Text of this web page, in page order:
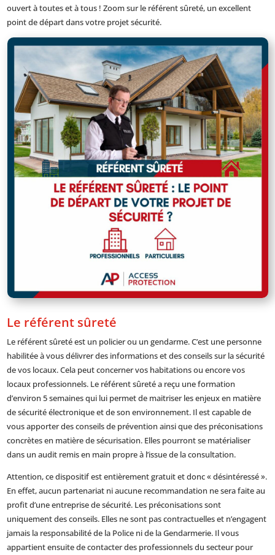
ouvert à toutes et à tous ! Zoom sur le référent sûreté, un excellent
point de départ dans votre projet sécurité.
Le référent sûreté
Le référent sûreté est un policier ou un gendarme. C’est une personne
habilitée à vous délivrer des informations et des conseils sur la sécurité
de vos locaux. Cela peut concerner vos habitations ou encore vos
locaux professionnels. Le référent sûreté a reçu une formation
d’environ 5 semaines qui lui permet de maitriser les enjeux en matière
de sécurité électronique et de son environnement. Il est capable de
vous apporter des conseils de prévention ainsi que des préconisations
concrètes en matière de sécurisation. Elles pourront se matérialiser
dans un audit remis en main propre à l’issue de la consultation.
Attention, ce dispositif est entièrement gratuit et donc « désintéressé ».
En effet, aucun partenariat ni aucune recommandation ne sera faite au
profit d’une entreprise de sécurité. Les préconisations sont
uniquement des conseils. Elles ne sont pas contractuelles et n’engagent
jamais la responsabilité de la Police ni de la Gendarmerie. Il vous
appartient ensuite de contacter des professionnels du secteur pour